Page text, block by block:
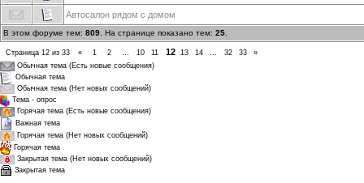
Автосалон рядом с домом
В этом форуме тем: 809 . На странице показано тем: 25
Страница 12 из 33 « 1 2 … 10 11 12 13 14 … 32 33
»
Обычная тема (Есть новые сообщения)
Обычная тема
Обычная тема (Нет новых сообщений)
Тема - опрос
Горячая тема (Есть новые сообщения)
Важная тема
Горячая тема (Нет новых сообщений)
Горячая тема
Закрытая тема (Нет новых сообщений)
Закрытая тема